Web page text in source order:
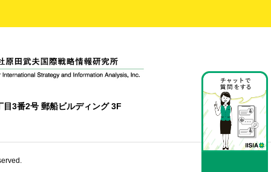
3番2号 郵船ビルディング 3F